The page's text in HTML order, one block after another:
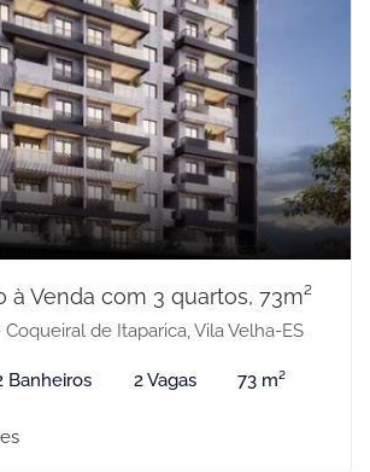
à Venda com 3 quartos, 73m²
Coqueiral de Itaparica, Vila Velha-ES
Banheiros 2 Vagas 73 m²